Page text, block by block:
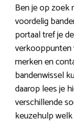
Ben je op zoek
voordelig
portaal tref je
verkooppunten
merken en
bandenwissel
daarop lees je
verschillende
keuzehulp